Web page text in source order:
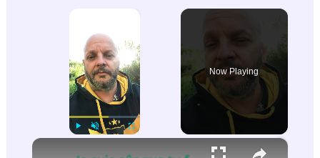
Now Playing
×